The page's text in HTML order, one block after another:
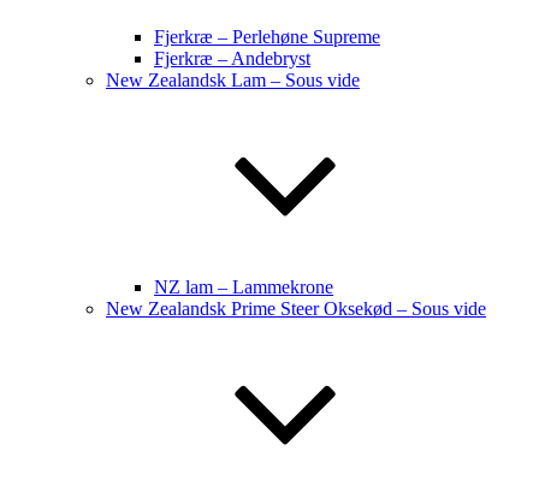
Fjerkræ – Perlehøne Supreme
Fjerkræ – Andebryst
New Zealandsk Lam – Sous vide
NZ lam – Lammekrone
New Zealandsk Prime Steer Oksekød – Sous vide